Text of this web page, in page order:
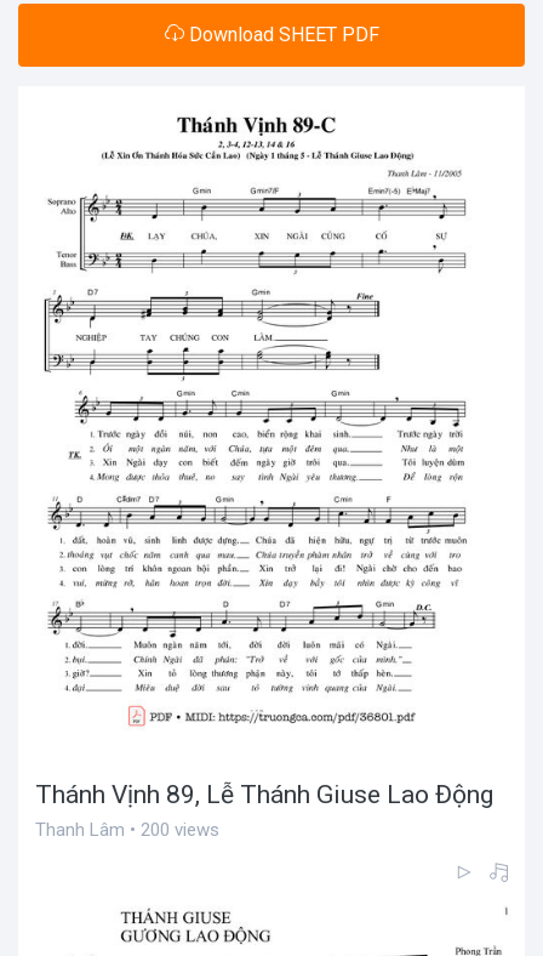
Download SHEET PDF
Thánh Vịnh 89, Lễ Thánh Giuse Lao Động
Thanh Lâm • 200 views